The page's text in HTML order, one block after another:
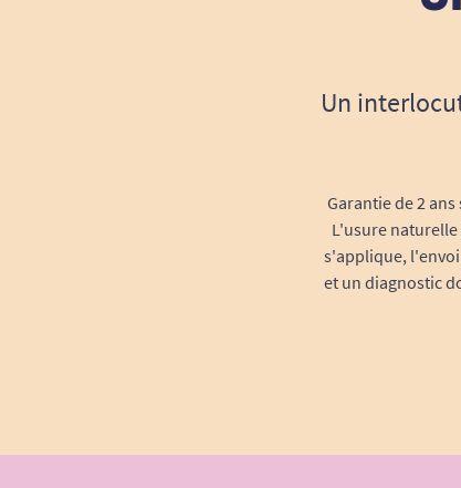
Un
Garantie de 2
L'usure
s'applique, l'envoi
et un diagnostic